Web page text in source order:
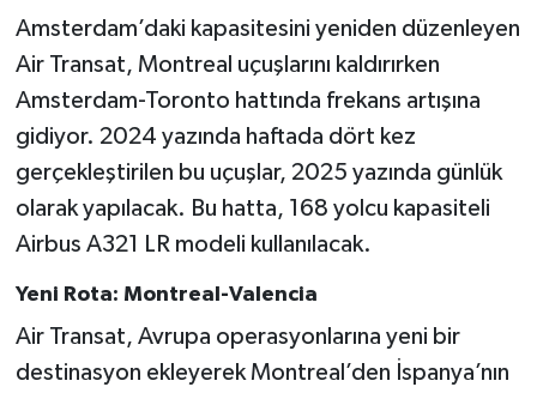
Amsterdam’daki kapasitesini yeniden düzenleyen
Air Transat, Montreal uçuşlarını kaldırırken
Amsterdam-Toronto hattında frekans artışına
gidiyor. 2024 yazında haftada dört kez
gerçekleştirilen bu uçuşlar, 2025 yazında günlük
olarak yapılacak. Bu hatta, 168 yolcu kapasiteli
Airbus A321 LR modeli kullanılacak.
Yeni Rota: Montreal-Valencia
Air Transat, Avrupa operasyonlarına yeni bir
destinasyon ekleyerek Montreal’den İspanya’nın